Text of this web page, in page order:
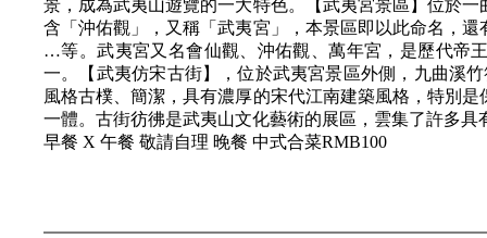
景，成為武夷山遊覽的一大特色。【武夷宮景區】位於
含「沖佑觀」，又稱「武夷宮」，本景區即以此命名，
…等。武夷宮又名會仙觀、沖佑觀、萬年宮，是歷代帝
一。【武夷仿宋古街】，位於武夷宮景區外側，九曲溪
風格古樸、簡潔，具有濃厚的宋代江南建築風格，特別
一體。古街彷彿是武夷山文化藝術的展區，雲集了許多具
早餐 X 午餐 敬請自理 晚餐 中式合菜RMB100